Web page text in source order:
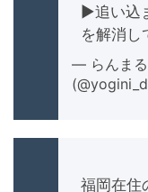
▶︎追い込
を解消し
— らんま
福岡在住